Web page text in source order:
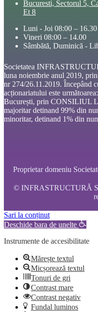
Bucuresti, Sectorul 5,
Et 8
Luni - Joi 08:00 – 16.30
Vineri 08:00 – 14.00
Sâmbătă, Duminică -
Societatea
luna noiembrie anul 2019,
nr 274/26.11.2019. Începând
acționariatului este
București, prin CONSILIUL
majoritar detinand 99% din
minoritar, detinand 1% din
Proprietar domeniu
© INFRASTRUCTURĂ
Sari la conținut
Deschide bara de unelte
Instrumente de accesibilitate
Mărește textul
Micșorează textul
Tonuri de gri
Contrast mare
Contrast negativ
Fundal luminos